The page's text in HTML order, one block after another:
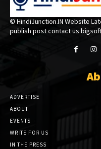
© HindiJunction.IN Website
publish post contact us
ADVERTISE
ABOUT
EVENTS
WRITE FOR US
IN THE PRESS